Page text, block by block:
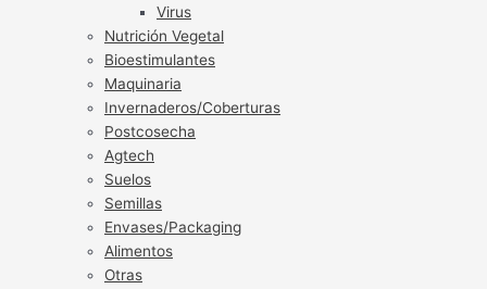
Virus
Nutrición Vegetal
Bioestimulantes
Maquinaria
Invernaderos/Coberturas
Postcosecha
Agtech
Suelos
Semillas
Envases/Packaging
Alimentos
Otras